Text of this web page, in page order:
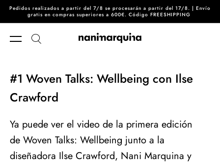
Ir directamente al contenido
Pedidos realizados a partir del 7/8 se procesarán a partir del 17/8. | Envío
gratis en compras superiores a 600€. Código FREESHIPPING
#1 Woven Talks: Wellbeing con Ilse
Crawford
Ya puede ver el video de la primera edición
de Woven Talks: Wellbeing junto a la
diseñadora Ilse Crawford, Nani Marquina y